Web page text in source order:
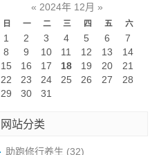
« 2024年 12月 »
日 一 二 三 四 五 六
1 2 3 4 5 6
7
8
9 10 11 12 13
14
15
16 17 18 19 20
21
22
23 24 25 26 27
28
29
30 31
网站分类
助跑修行养生 (32)